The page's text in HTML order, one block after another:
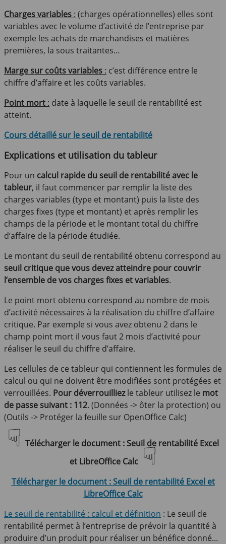
Charges variables : (charges opérationnelles) elles sont
variables avec le volume d’activité de l’entreprise par
exemple les achats de marchandises et matières
premières, la sous traitantes…
Marge sur coûts variables : c’est différence entre le
chiffre d’affaire et les coûts variables.
Point mort : date à laquelle le seuil de rentabilité est
atteint.
Cours détaillé sur le seuil de rentabilité
Explications et utilisation du tableur
Pour un calcul rapide du seuil de rentabilité avec le
tableur, il faut commencer par remplir la liste des
charges variables (type et montant) puis la liste des
charges fixes (type et montant) et après remplir les
champs de la période et le montant total du chiffre
d’affaire de la période étudiée.
Le montant du seuil de rentabilité obtenu correspond au
seuil critique que vous devez atteindre pour couvrir
l’ensemble de vos charges fixes et variables.
Le point mort obtenu correspond au nombre de mois
d’activité nécessaires à la réalisation du chiffre d’affaire
critique. Par exemple si vous avez obtenu 2 dans le
champ point mort il vous faut 2 mois d’activité pour
réaliser le seuil du chiffre d’affaire.
Les cellules de ce tableur qui contiennent les formules de
calcul ou qui ne doivent être modifiées sont protégées et
verrouillées. Pour déverrouilliezle tableur utilisez le mot
de passe suivant : 112. (Données -> ôter la protection) ou
(Outils -> Protéger la feuille sur OpenOffice Calc)
☟ Télécharger le document : Seuil de rentabilité Excel
et LibreOffice Calc ☟
Télécharger le document : Seuil de rentabilité Excel et
LibreOffice Calc
Le seuil de rentabilité : calcul et définition : Le seuil de
rentabilité permet à l’entreprise de prévoir la quantité à
produire d’un produit pour réaliser un bénéfice donné...